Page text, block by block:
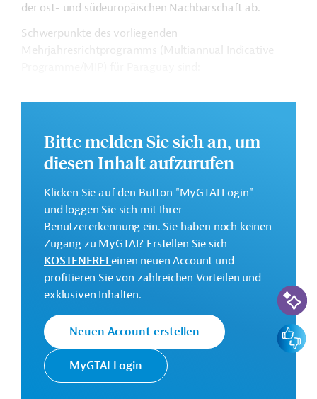
der ost- und südeuropäischen Nachbarschaft ab.
Schwerpunkte des vorliegenden
Mehrjahresrichtprogramms (Multiannual Indicative
Waldbewirtschaftung, nachhaltige Produktion und
Wertschöpfungsketten;
Bildung, berufliche Integration,
Sozialschutz, Gleichstellung der Geschlechter,
Antidiskriminierung.
Weitere Informationen über das
Mehrjahresrichtprogramm finden Sie in dem
Originaldokument, das zum Download bereitsteht.
Bei Fragen wenden Sie sich bitte an das Brüsseler Büro
von Germany Trade & Invest unter bruessel@gtai.de.
Gesamtkosten:
51 Millionen Euro
Bitte melden Sie sich an, um
diesen Inhalt aufzurufen
Klicken Sie auf den Button "MyGTAI Login"
und loggen Sie sich mit Ihrer
Benutzererkennung ein. Sie haben noch keinen
Zugang zu MyGTAI? Erstellen Sie sich
KOSTENFREIeinen neuen Account und
profitieren Sie von zahlreichen Vorteilen und
exklusiven Inhalten.
Neuen Account erstellen
MyGTAI Login
KI-